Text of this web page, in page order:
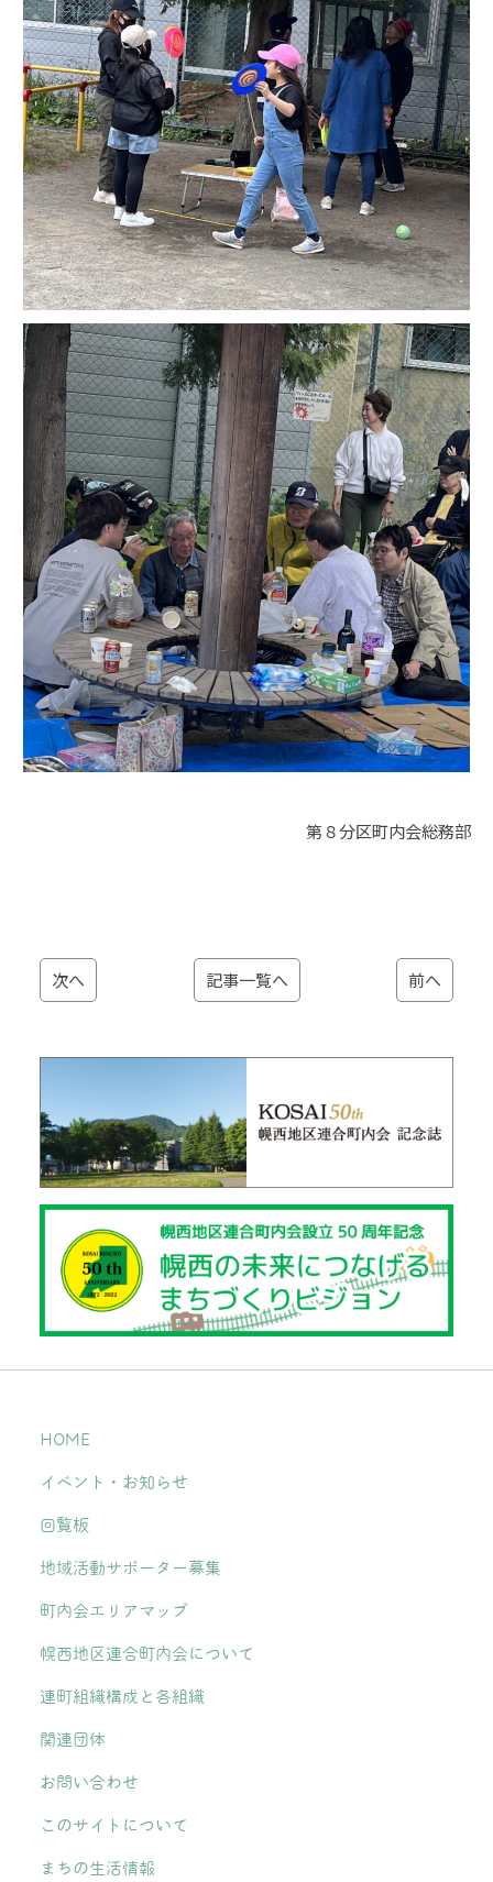
第８分区町内会総務部
次へ 記事一覧へ 前へ
HOME
イベント・お知らせ
回覧板
地域活動サポーター募集
町内会エリアマップ
幌西地区連合町内会について
連町組織構成と各組織
関連団体
お問い合わせ
このサイトについて
まちの生活情報